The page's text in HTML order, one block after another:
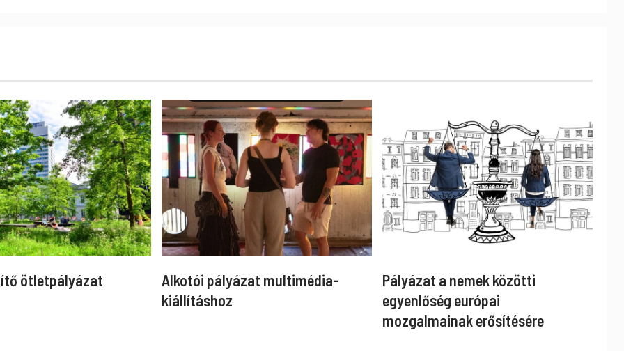
ötletpályázat
Alkotói pályázat multimédia-
kiállításhoz
Pályázat a nemek közötti
egyenlőség európai
mozgalmainak erősítésére